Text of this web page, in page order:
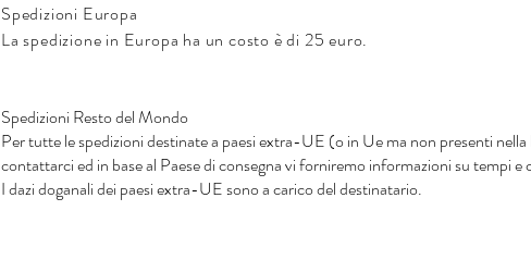
Spedizioni Europa
La spedizione in Europa ha un costo è di 25 euro.
Spedizioni Resto del Mondo
Per tutte le spedizioni destinate a paesi extra-UE (o in Ue ma non presenti
contattarci ed in base al Paese di consegna vi forniremo informazioni su tempi e
I dazi doganali dei paesi extra-UE sono a carico del destinatario.